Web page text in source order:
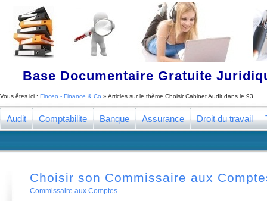
Base Documentaire Gratuite
Vous êtes ici : Finceo - Finance & Co » Articles sur le thème Choisir Cabinet Audit dans le 93
Audit Comptabilite Banque Assurance Droit du travail
Choisir son Commissaire aux
Commissaire aux Comptes